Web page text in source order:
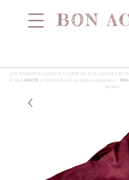
LOS PEDIDOS REALIZADOS A PARTIR DEL 5 DE AGOSTO SE
Envios GRATIS a Península por pedidos superiores a 99
seguro